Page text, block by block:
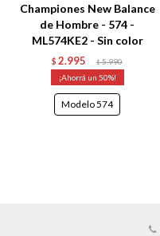
Championes New Balance
de Hombre - 574 -
ML574KE2 - Sin color
$ 2.995 $ 5.990
50
Modelo 574